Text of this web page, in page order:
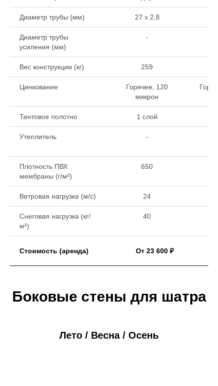
Диаметр трубы (мм) 27 х 2,8
Диаметр трубы
усиления (мм)
-
Вес конструкции (кг) 259
Цинкование
Горячее, 120
микрон
Тентовое полотно 1 слой
Утеплитель -
Плотность ПВХ
мембраны (г/м²)
650
Ветровая нагрузка (м/с) 24
Снеговая нагрузка (кг/
м²)
40
Стоимость (аренда) От 23 600 ₽
Боковые стены для шатра
Лето / Весна / Осень